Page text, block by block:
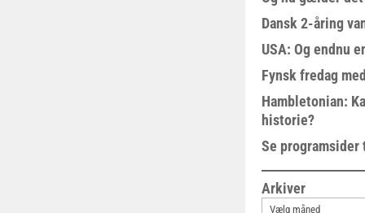
Dansk 2-åring
USA: Og endnu
Fynsk fredag
Hambletonian:
historie?
Se
Arkiver